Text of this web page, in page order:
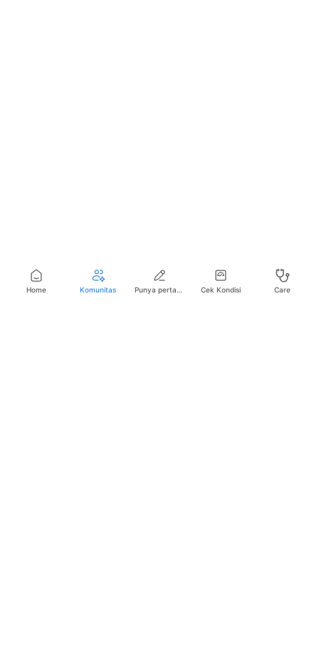
Home Komunitas Punya pertanyaan seputar kesehatan? Cek Kondisi Care